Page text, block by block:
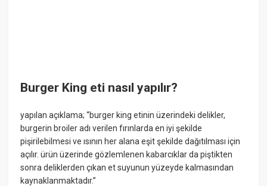
Burger King eti nasıl yapılır?
yapılan açıklama; “burger king etinin üzerindeki delikler,
burgerin broiler adı verilen fırınlarda en iyi şekilde
pişirilebilmesi ve ısının her alana eşit şekilde dağıtılması için
açılır. ürün üzerinde gözlemlenen kabarcıklar da piştikten
sonra deliklerden çıkan et suyunun yüzeyde kalmasından
kaynaklanmaktadır.”